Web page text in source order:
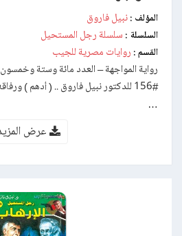
المؤلف : نبيل فاروق
السلسلة : سلسلة رجل المستحيل
القسم : روايات مصرية للجيب
رواية المواجهة – العدد مائة وستة
#156 للدكتور نبيل فاروق .. ( أدهم )
…
عرض